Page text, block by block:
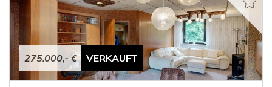
275.000,- € VERKAUFT